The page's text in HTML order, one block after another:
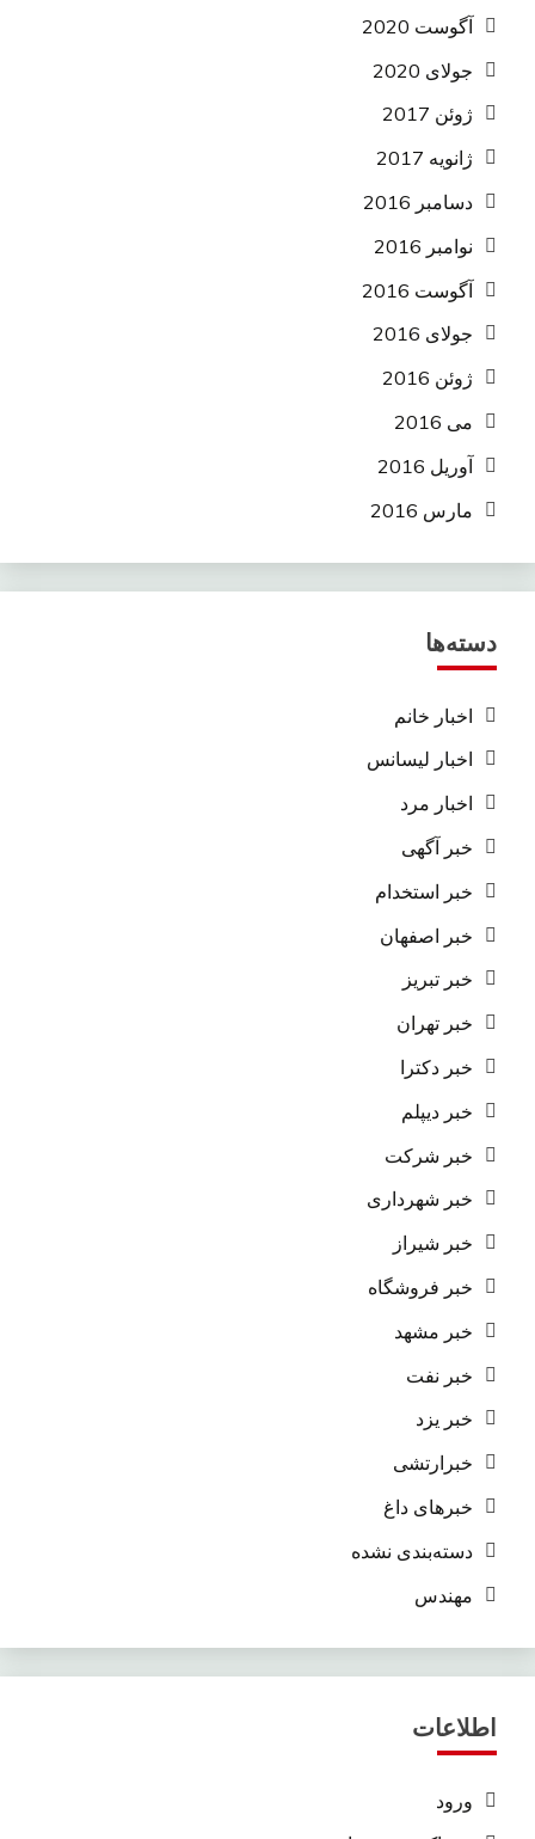
آگوست 2020
جولای 2020
ژوئن 2017
ژانویه 2017
دسامبر 2016
نوامبر 2016
آگوست 2016
جولای 2016
ژوئن 2016
می 2016
آوریل 2016
مارس 2016
دسته‌ها
اخبار خانم
اخبار لیسانس
اخبار مرد
خبر آگهی
خبر استخدام
خبر اصفهان
خبر تبریز
خبر تهران
خبر دکترا
خبر دیپلم
خبر شرکت
خبر شهرداری
خبر شیراز
خبر فروشگاه
خبر مشهد
خبر نفت
خبر یزد
خبرارتشی
خبرهای داغ
دسته‌بندی نشده
مهندس
اطلاعات
ورود